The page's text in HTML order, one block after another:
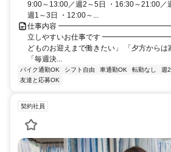
9:00～13:00／週2～5日 ・16:30～21:00／
週1～3日 ・12:00～...
仕事内容
立しやすいお仕事です
どものお迎えまで働きたい」 「夕方からは
「毎週決...
バイク通勤OK シフト自由 車通勤OK 転勤なし 週
友達と応募OK
契約社員